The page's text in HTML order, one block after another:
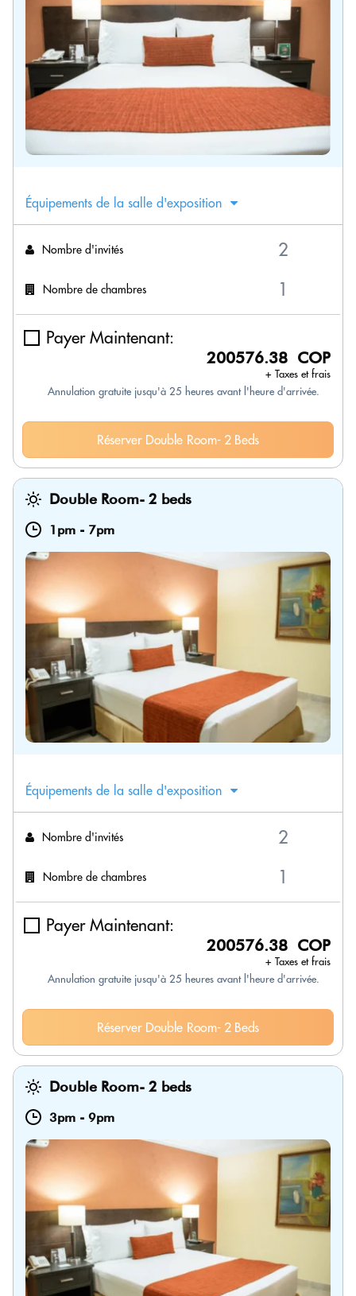
Équipements de la salle d'exposition
Nombre d'invités
Nombre de chambres
Payer Maintenant:
200576.38 COP
+ Taxes et frais
Annulation gratuite jusqu'à 25 heures avant l'heure d'arrivée.
Réserver Double Room- 2 Beds
Double Room- 2 beds
1pm - 7pm
Équipements de la salle d'exposition
Nombre d'invités
Nombre de chambres
Payer Maintenant:
200576.38 COP
+ Taxes et frais
Annulation gratuite jusqu'à 25 heures avant l'heure d'arrivée.
Réserver Double Room- 2 Beds
Double Room- 2 beds
3pm - 9pm